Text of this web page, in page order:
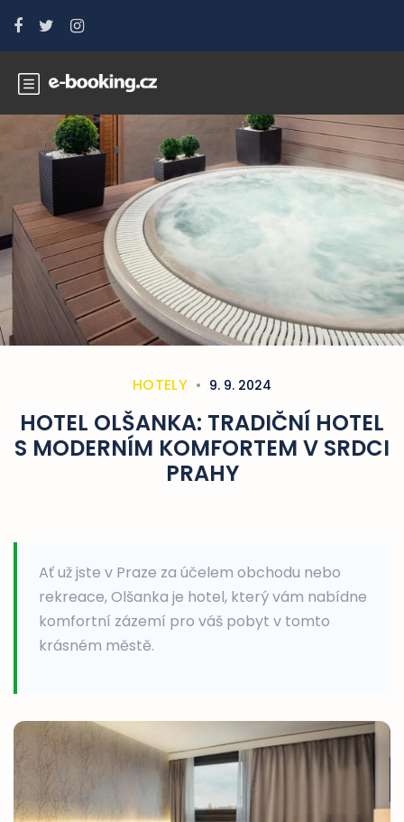
HOTELY 9. 9. 2024
HOTEL OLŠANKA: TRADIČNÍ HOTEL
S MODERNÍM KOMFORTEM V SRDCI
PRAHY
Ať už jste v Praze za účelem obchodu nebo
rekreace, Olšanka je hotel, který vám nabídne
komfortní zázemí pro váš pobyt v tomto
krásném městě.